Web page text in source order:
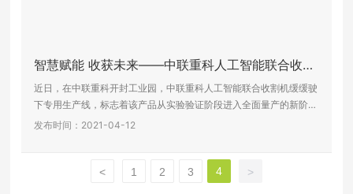
智慧赋能 收获未来——中联重科人工智能联合收割
机量产下线
近日，在中联重科开封工业园，中联重科人工智能联合收割机缓缓驶
下专用生产线，标志着该产品从实验验证阶段进入全面量产的新阶
段。
发布时间：2021-04-12
< 1 2 3 4 >